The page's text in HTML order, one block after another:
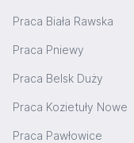
Praca Biała Rawska
Praca Pniewy
Praca Belsk Duży
Praca Kozietuły Nowe
Praca Pawłowice